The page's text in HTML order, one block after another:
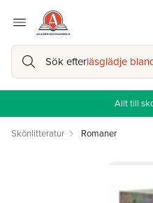
Sök efterläsglädje
Allt till
Skönlitteratur Romaner